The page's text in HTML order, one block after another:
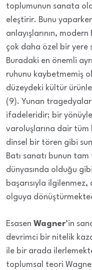
toplumunun sanata
eleştirir. Bunu
anlayışlarının,
çok daha özel bir yere
Buradaki en önemli
ruhunu kaybetmemiş
düzeydeki kültür
(9). Yunan
ifadeleridir; bir
varoluşlarına dair tüm
dinsel bir tören gibi
Batı sanatı bunun
dünyasında olduğu
başarısıyla
olguya
Esasen Wagner’in
devrimci bir nitelik
ile bir arada
toplumsal teori